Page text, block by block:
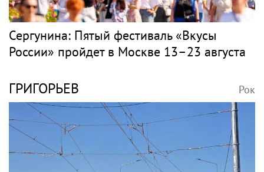
Сергунина: Пятый фестиваль «Вкусы
России» пройдет в Москве 13–23 августа
ГРИГОРЬЕВ Рок